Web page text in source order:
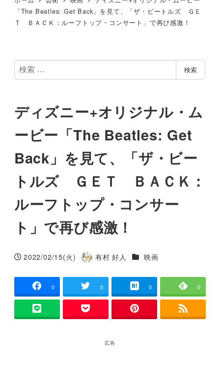
「The Beatles: Get Back」を見て、「ザ・ビートルズ ＧＥ
Ｔ ＢＡＣＫ：ルーフトップ・コンサート」で再び感激！
検
索
検索
ディズニー+オリジナル・ム
ービー「The Beatles: Get
Back」を見て、「ザ・ビー
トルズ ＧＥＴ ＢＡＣＫ：
ルーフトップ・コンサー
ト」で再び感激！
投稿日
2022/02/15(火)
著
有村 好人 カテゴリー
映画
0 0 0 0
広告